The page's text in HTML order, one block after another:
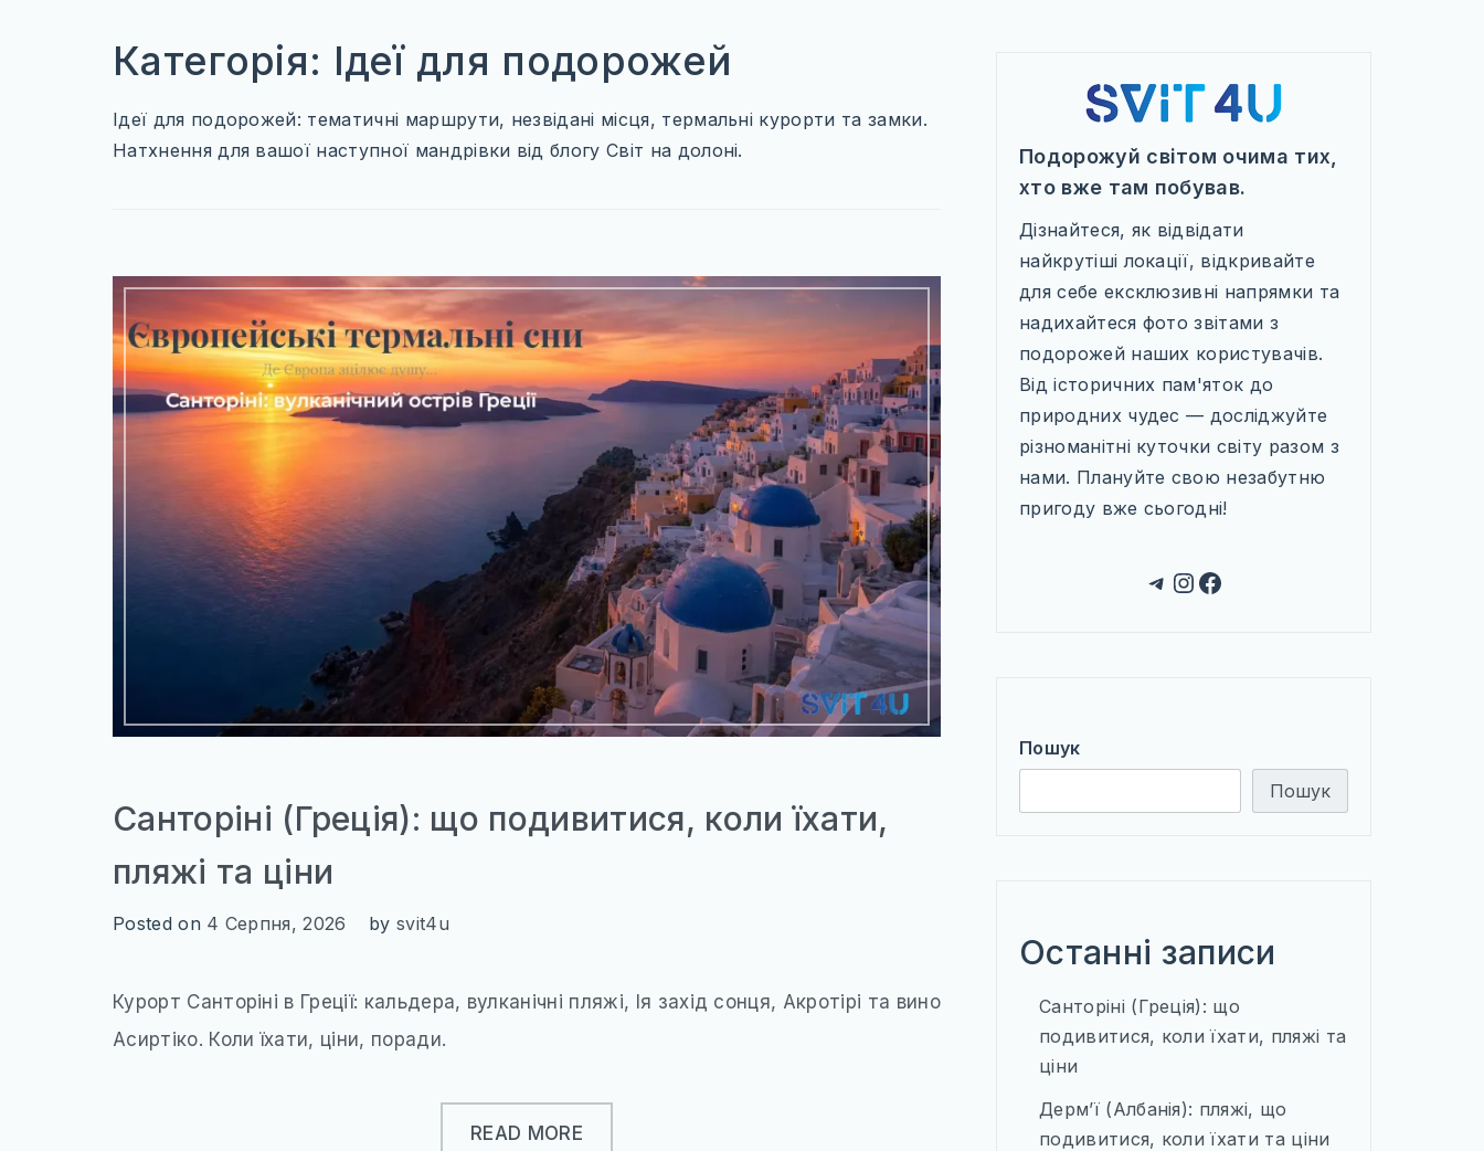
Категорія: Ідеї для подорожей
Ідеї для подорожей: тематичні маршрути, незвідані місця, термальні курорти та замки.
Натхнення для вашої наступної мандрівки від блогу Світ на долоні.
Санторіні (Греція): що подивитися, коли їхати,
пляжі та ціни
Posted on 4 Серпня, 2026 by svit4u
Курорт Санторіні в Греції: кальдера, вулканічні пляжі, Ія захід сонця, Акротірі та вино
Асиртіко. Коли їхати, ціни, поради.
READ MORE
Подорожуй світом очима тих,
хто вже там побував.
Дізнайтеся, як відвідати
найкрутіші локації, відкривайте
для себе ексклюзивні напрямки та
надихайтеся фото звітами з
подорожей наших користувачів.
Від історичних пам'яток до
природних чудес — досліджуйте
різноманітні куточки світу разом з
нами. Плануйте свою незабутню
пригоду вже сьогодні!
Telegram
Instagram
Facebook
Пошук
Пошук
Останні записи
Санторіні (Греція): що
подивитися, коли їхати, пляжі та
ціни
Дерм’ї (Албанія): пляжі, що
подивитися, коли їхати та ціни